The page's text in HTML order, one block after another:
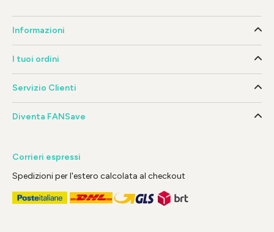
Informazioni
I tuoi ordini
Servizio Clienti
Diventa FANSave
Corrieri espressi
Spedizioni per l'estero calcolata al checkout